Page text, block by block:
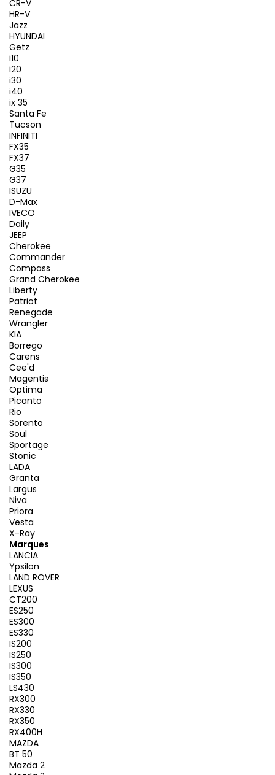
CR-V
HR-V
Jazz
HYUNDAI
Getz
i10
i20
i30
i40
ix 35
Santa Fe
Tucson
INFINITI
FX35
FX37
G35
G37
ISUZU
D-Max
IVECO
Daily
JEEP
Cherokee
Commander
Compass
Grand Cherokee
Liberty
Patriot
Renegade
Wrangler
KIA
Borrego
Carens
Cee'd
Magentis
Optima
Picanto
Rio
Sorento
Soul
Sportage
Stonic
LADA
Granta
Largus
Niva
Priora
Vesta
X-Ray
Marques
LANCIA
Ypsilon
LAND ROVER
LEXUS
CT200
ES250
ES300
ES330
IS200
IS250
IS300
IS350
LS430
RX300
RX330
RX350
RX400H
MAZDA
BT 50
Mazda 2